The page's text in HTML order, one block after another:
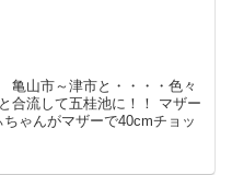
亀山市～津市と・・・・色々
合流して五桂池に！！ マザー
ゃんがマザーで40cmチョッ